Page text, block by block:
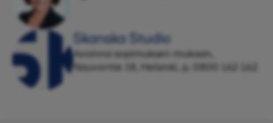
Skanska Studio
Avoinna sopimuksen mukaan,
Nauvontie 18, Helsinki, p. 0800 162 162